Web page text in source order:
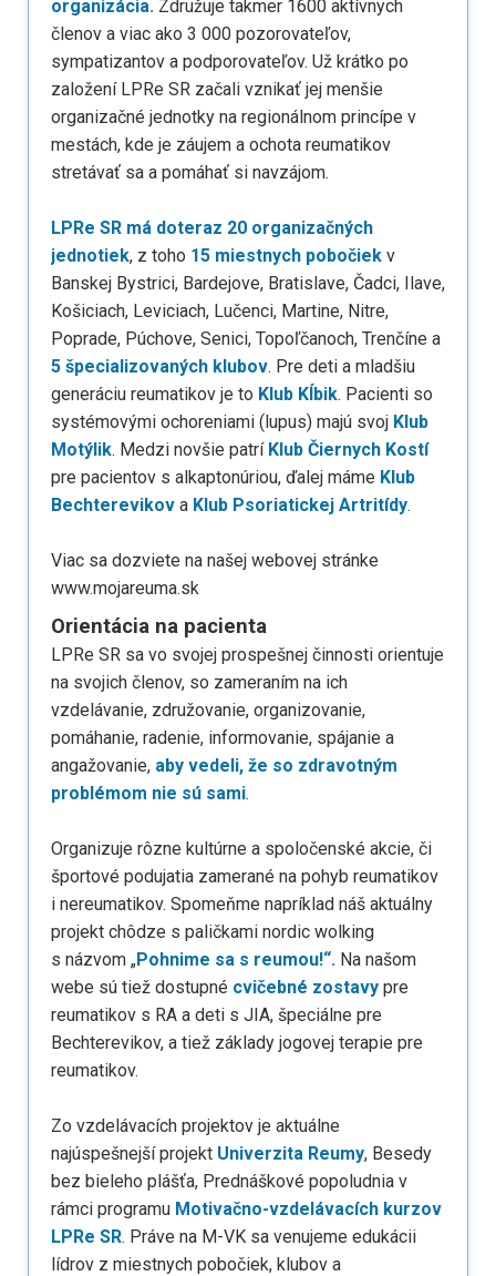
organizácia. Združuje takmer 1600 aktívnych
členov a viac ako 3 000 pozorovateľov,
sympatizantov a podporovateľov. Už krátko po
založení LPRe SR začali vznikať jej menšie
organizačné jednotky na regionálnom princípe v
mestách, kde je záujem a ochota reumatikov
stretávať sa a pomáhať si navzájom.
LPRe SR má doteraz 20 organizačných
jednotiek, z toho 15 miestnych pobočiek v
Banskej Bystrici, Bardejove, Bratislave, Čadci, Ilave,
Košiciach, Leviciach, Lučenci, Martine, Nitre,
Poprade, Púchove, Senici, Topoľčanoch, Trenčíne a
5 špecializovaných klubov. Pre deti a mladšiu
generáciu reumatikov je to Klub Kĺbik. Pacienti so
systémovými ochoreniami (lupus) majú svoj Klub
Motýlik. Medzi novšie patrí Klub Čiernych Kostí
pre pacientov s alkaptonúriou, ďalej máme Klub
Bechterevikov a Klub Psoriatickej Artritídy.
Viac sa dozviete na našej webovej stránke
www.mojareuma.sk
Orientácia na pacienta
LPRe SR sa vo svojej prospešnej činnosti orientuje
na svojich členov, so zameraním na ich
vzdelávanie, združovanie, organizovanie,
pomáhanie, radenie, informovanie, spájanie a
angažovanie, aby vedeli, že so zdravotným
problémom nie sú sami.
Organizuje rôzne kultúrne a spoločenské akcie, či
športové podujatia zamerané na pohyb reumatikov
i nereumatikov. Spomeňme napríklad náš aktuálny
projekt chôdze s paličkami nordic wolking
s názvom „Pohnime sa s reumou!“. Na našom
webe sú tiež dostupné cvičebné zostavy pre
reumatikov s RA a deti s JIA, špeciálne pre
Bechterevikov, a tiež základy jogovej terapie pre
reumatikov.
Zo vzdelávacích projektov je aktuálne
najúspešnejší projekt Univerzita Reumy, Besedy
bez bieleho plášťa, Prednáškové popoludnia v
rámci programu Motivačno-vzdelávacích kurzov
LPRe SR. Práve na M-VK sa venujeme edukácii
lídrov z miestnych pobočiek, klubov a